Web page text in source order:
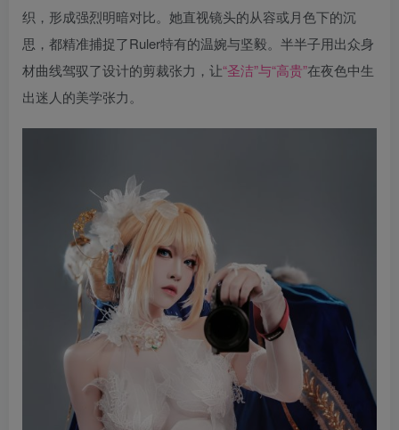
织，形成强烈明暗对比。她直视镜头的从容或月色下的沉
思，都精准捕捉了Ruler特有的温婉与坚毅。半半子用出众身
材曲线驾驭了设计的剪裁张力，让“圣洁”与“高贵”在夜色中生
出迷人的美学张力。